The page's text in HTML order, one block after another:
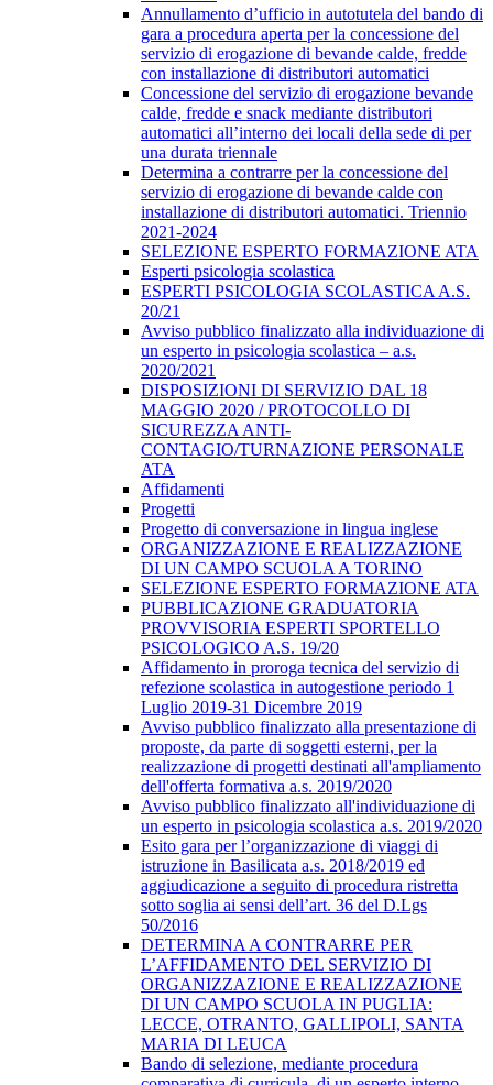
Annullamento d’ufficio in autotutela del bando di
gara a procedura aperta per la concessione del
servizio di erogazione di bevande calde, fredde
con installazione di distributori automatici
Concessione del servizio di erogazione bevande
calde, fredde e snack mediante distributori
automatici all’interno dei locali della sede di per
una durata triennale
Determina a contrarre per la concessione del
servizio di erogazione di bevande calde con
installazione di distributori automatici. Triennio
2021-2024
SELEZIONE ESPERTO FORMAZIONE ATA
Esperti psicologia scolastica
ESPERTI PSICOLOGIA SCOLASTICA A.S.
20/21
Avviso pubblico finalizzato alla individuazione di
un esperto in psicologia scolastica – a.s.
2020/2021
DISPOSIZIONI DI SERVIZIO DAL 18
MAGGIO 2020 / PROTOCOLLO DI
SICUREZZA ANTI-
CONTAGIO/TURNAZIONE PERSONALE
ATA
Affidamenti
Progetti
Progetto di conversazione in lingua inglese
ORGANIZZAZIONE E REALIZZAZIONE
DI UN CAMPO SCUOLA A TORINO
SELEZIONE ESPERTO FORMAZIONE ATA
PUBBLICAZIONE GRADUATORIA
PROVVISORIA ESPERTI SPORTELLO
PSICOLOGICO A.S. 19/20
Affidamento in proroga tecnica del servizio di
refezione scolastica in autogestione periodo 1
Luglio 2019-31 Dicembre 2019
Avviso pubblico finalizzato alla presentazione di
proposte, da parte di soggetti esterni, per la
realizzazione di progetti destinati all'ampliamento
dell'offerta formativa a.s. 2019/2020
Avviso pubblico finalizzato all'individuazione di
un esperto in psicologia scolastica a.s. 2019/2020
Esito gara per l’organizzazione di viaggi di
istruzione in Basilicata a.s. 2018/2019 ed
aggiudicazione a seguito di procedura ristretta
sotto soglia ai sensi dell’art. 36 del D.Lgs
50/2016
DETERMINA A CONTRARRE PER
L’AFFIDAMENTO DEL SERVIZIO DI
ORGANIZZAZIONE E REALIZZAZIONE
DI UN CAMPO SCUOLA IN PUGLIA:
LECCE, OTRANTO, GALLIPOLI, SANTA
MARIA DI LEUCA
Bando di selezione, mediante procedura